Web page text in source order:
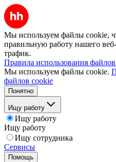
Мы используем файлы cookie,
правильную работу нашего
трафик.
Правила использования
Мы используем файлы cookie.
файлов cookie
Понятно
Ищу работу
Ищу работу
Ищу работу
Ищу сотрудника
Сервисы
Помощь